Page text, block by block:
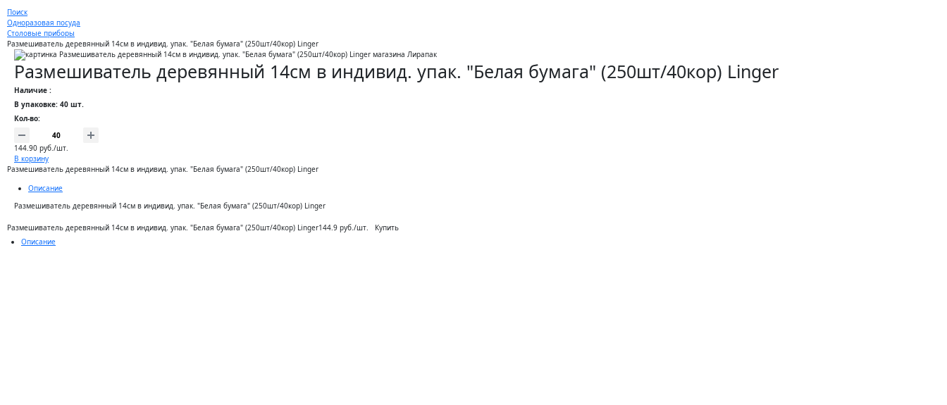
Поиск
Одноразовая посуда
Столовые приборы
Размешиватель деревянный 14см в индивид. упак. "Белая бумага" (250шт/40кор) Linger
Размешиватель деревянный 14см в индивид. упак. "Белая бумага" (250шт/40кор) Linger
Наличие :
В упаковке: 40 шт.
Кол-во:
144.90 руб./шт.
В корзину
Размешиватель деревянный 14см в индивид. упак. "Белая бумага" (250шт/40кор) Linger
Описание
Размешиватель деревянный 14см в индивид. упак. "Белая бумага" (250шт/40кор) Linger
Размешиватель деревянный 14см в индивид. упак. "Белая бумага" (250шт/40кор) Linger144.9 руб./шт.
Купить
Описание